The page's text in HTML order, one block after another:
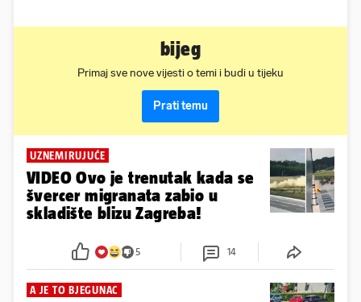
bijeg
Primaj sve nove vijesti o temi i budi u tijeku
Prati temu
UZNEMIRUJUĆE
VIDEO Ovo je trenutak kada se
švercer migranata zabio u
skladište blizu Zagreba!
5 14
A JE TO BJEGUNAC